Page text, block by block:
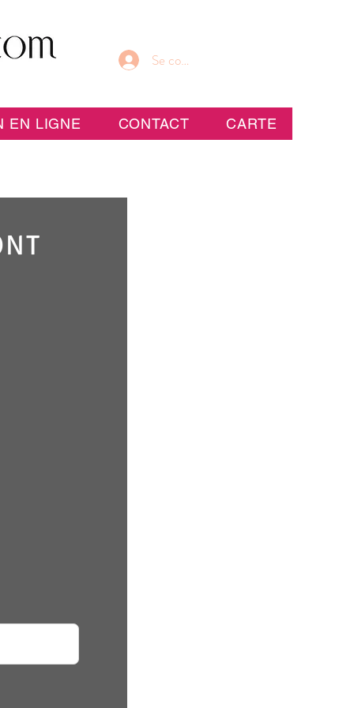
EN LIGNE CONTACT CARTE
Se connecter